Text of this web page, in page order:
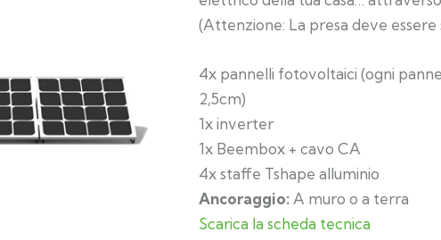
(Attenzione: La presa deve essere
4x pannelli fotovoltaici (ogni
2,5cm)
1x inverter
1x Beembox + cavo CA
4x staffe Tshape alluminio
Ancoraggio: A muro o a terra
Scarica la scheda tecnica